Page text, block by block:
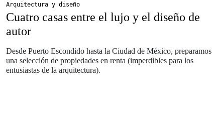
Arquitectura y diseño
Cuatro casas entre el lujo y el diseño de
autor
Desde Puerto Escondido hasta la Ciudad de México, preparamos
una selección de propiedades en renta (imperdibles para los
entusiastas de la arquitectura).